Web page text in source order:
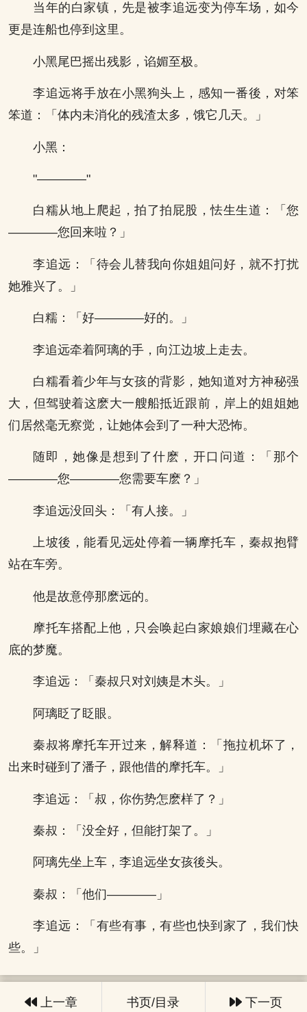
当年的白家镇，先是被李追远变为停车场，如今
更是连船也停到这里。
小黑尾巴摇出残影，谄媚至极。
李追远将手放在小黑狗头上，感知一番後，对笨
笨道：「体内未消化的残渣太多，饿它几天。」
小黑：
"————"
白糯从地上爬起，拍了拍屁股，怯生生道：「您
————您回来啦？」
李追远：「待会儿替我向你姐姐问好，就不打扰
她雅兴了。」
白糯：「好————好的。」
李追远牵着阿璃的手，向江边坡上走去。
白糯看着少年与女孩的背影，她知道对方神秘强
大，但驾驶着这麽大一艘船抵近跟前，岸上的姐姐她
们居然毫无察觉，让她体会到了一种大恐怖。
随即，她像是想到了什麽，开口问道：「那个
————您————您需要车麽？」
李追远没回头：「有人接。」
上坡後，能看见远处停着一辆摩托车，秦叔抱臂
站在车旁。
他是故意停那麽远的。
摩托车搭配上他，只会唤起白家娘娘们埋藏在心
底的梦魔。
李追远：「秦叔只对刘姨是木头。」
阿璃眨了眨眼。
秦叔将摩托车开过来，解释道：「拖拉机坏了，
出来时碰到了潘子，跟他借的摩托车。」
李追远：「叔，你伤势怎麽样了？」
秦叔：「没全好，但能打架了。」
阿璃先坐上车，李追远坐女孩後头。
秦叔：「他们————」
李追远：「有些有事，有些也快到家了，我们快
些。」
上一章 书页/目录 下一页